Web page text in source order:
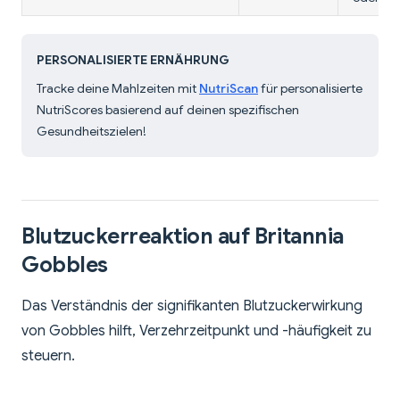
PERSONALISIERTE ERNÄHRUNG
Tracke deine Mahlzeiten mit NutriScanfür personalisierte
NutriScores basierend auf deinen spezifischen
Gesundheitszielen!
Blutzuckerreaktion auf Britannia
Gobbles
Das Verständnis der signifikanten Blutzuckerwirkung
von Gobbles hilft, Verzehrzeitpunkt und -häufigkeit zu
steuern.